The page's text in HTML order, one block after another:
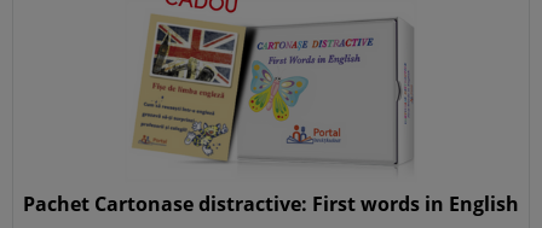
Pachet Cartonase distractive: First words in English